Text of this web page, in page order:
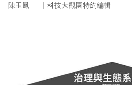
陳玉鳳 ｜ 科技大觀園特約編輯